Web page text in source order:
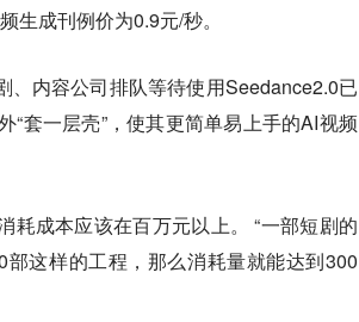
生成刊例价为0.9元/秒。
内容公司排队等待使用Seedance2.0已
套一层壳”，使其更简单易上手的AI视频
成本应该在百万元以上。 “一部短剧的
这样的工程，那么消耗量就能达到300